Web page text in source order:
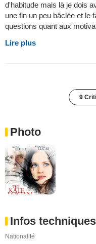
d'habitude mais là je dois
une fin un peu bâclée et le
questions quant aux
Lire plus
9
Photo
Infos techniques
Nationalité